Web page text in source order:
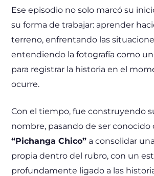
Ese episodio no solo marcó su
su forma de trabajar: aprender
terreno, enfrentando las
entendiendo la fotografía como
para registrar la historia en el
ocurre.
Con el tiempo, fue construyendo
nombre, pasando de ser conocido
“Pichanga Chico” a consolidar
propia dentro del rubro, con un
profundamente ligado a las